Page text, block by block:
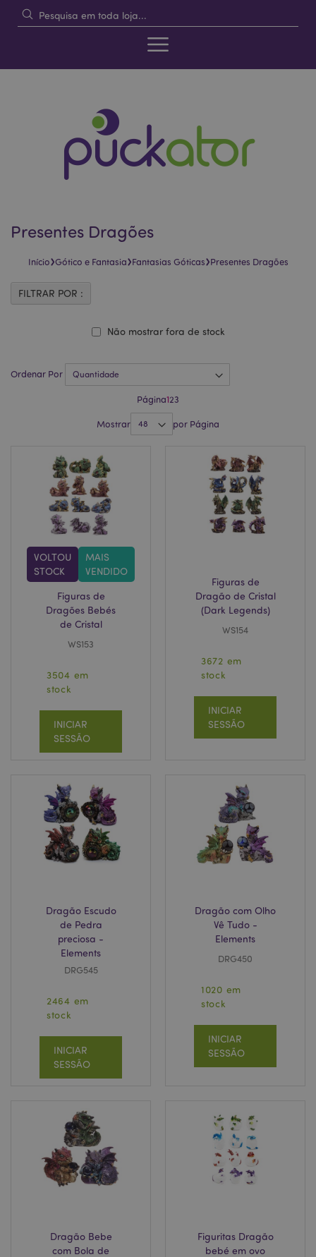
Presentes Dragões
Início›Gótico e Fantasia›Fantasias Góticas›Presentes Dragões
Ordenar Por
Página123
Mostrar por Página
VOLTOU
STOCK
MAIS
VENDIDO
Figuras de
Dragões Bebés
de Cristal
WS153
3504 em
stock
INICIAR
SESSÃO
Figuras de
Dragão de Cristal
(Dark Legends)
WS154
3672 em
stock
INICIAR
SESSÃO
Dragão Escudo
de Pedra
preciosa -
Elements
DRG545
2464 em
stock
INICIAR
SESSÃO
Dragão com Olho
Vê Tudo -
Elements
DRG450
1020 em
stock
INICIAR
SESSÃO
Dragão Bebe
com Bola de
Figuritas Dragão
bebé em ovo
Não mostrar fora de stock
FILTRAR POR :